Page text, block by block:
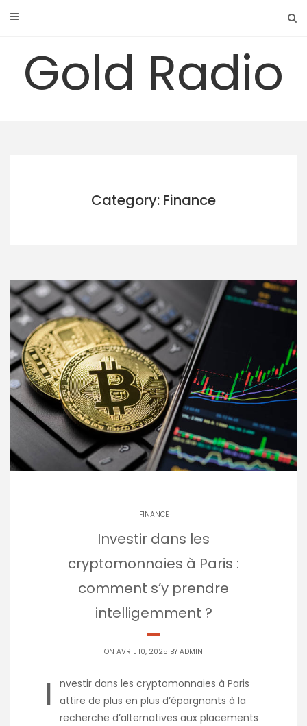
Gold Radio
Category: Finance
FINANCE
Investir dans les
cryptomonnaies à Paris :
comment s’y prendre
intelligemment ?
ON AVRIL 10, 2025 BY ADMIN
I
nvestir dans les cryptomonnaies à Paris
attire de plus en plus d’épargnants à la
recherche d’alternatives aux placements